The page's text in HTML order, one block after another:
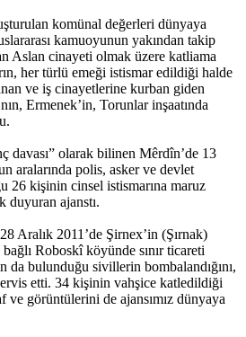
komünal değerleri dünyaya
kamuoyunun yakından takip
Aslan cinayeti olmak üzere katliama
her türlü emeği istismar edildiği halde
ve iş cinayetlerine kurban giden
Ermenek’in, Torunlar inşaatında
davası” olarak bilinen Mêrdîn’de 13
aralarında polis, asker ve devlet
26 kişinin cinsel istismarına maruz
duyuran ajanstı.
Aralık 2011’de Şirnex’in (Şırnak)
Roboskî köyünde sınır ticareti
da bulunduğu sivillerin bombalandığını,
etti. 34 kişinin vahşice katledildiği
ve görüntülerini de ajansımız dünyaya